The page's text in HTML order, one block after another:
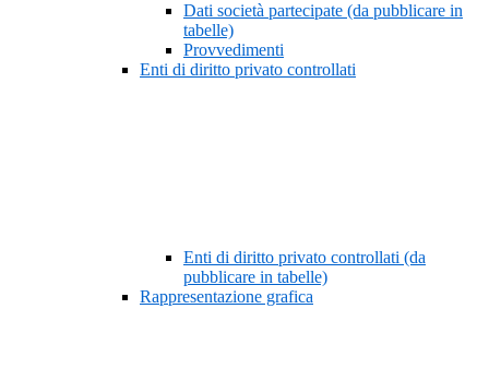
Dati società partecipate (da pubblicare in
tabelle)
Provvedimenti
Enti di diritto privato controllati
Enti di diritto privato controllati (da
pubblicare in tabelle)
Rappresentazione grafica